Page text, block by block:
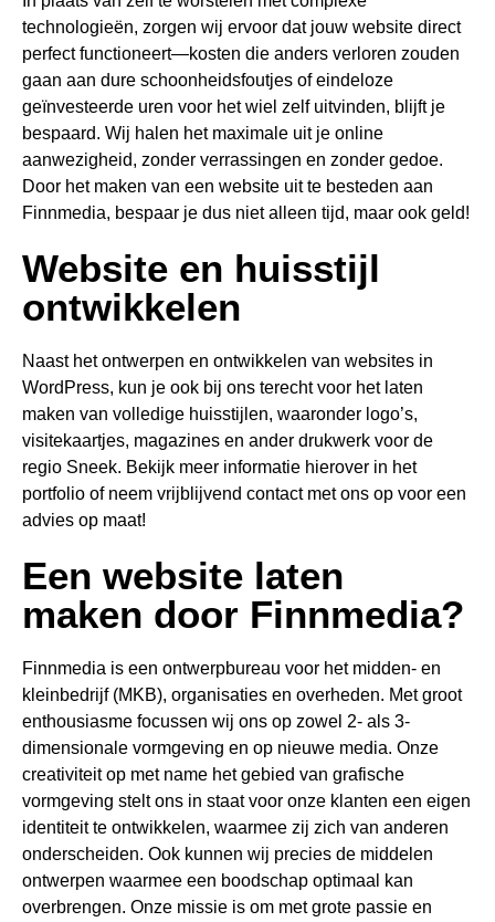
technologieën, zorgen wij ervoor dat jouw website direct
perfect functioneert—kosten die anders verloren zouden
gaan aan dure schoonheidsfoutjes of eindeloze
geïnvesteerde uren voor het wiel zelf uitvinden, blijft je
bespaard. Wij halen het maximale uit je online
aanwezigheid, zonder verrassingen en zonder gedoe.
Door het maken van een website uit te besteden aan
Finnmedia, bespaar je dus niet alleen tijd, maar ook geld!
Website en huisstijl
ontwikkelen
Naast het ontwerpen en ontwikkelen van websites in
WordPress, kun je ook bij ons terecht voor het laten
maken van volledige huisstijlen, waaronder logo’s,
visitekaartjes, magazines en ander drukwerk voor de
regio Sneek. Bekijk meer informatie hierover in het
portfolio of neem vrijblijvend contact met ons op voor een
advies op maat!
Een website laten
maken door Finnmedia?
Finnmedia is een ontwerpbureau voor het midden- en
kleinbedrijf (MKB), organisaties en overheden. Met groot
enthousiasme focussen wij ons op zowel 2- als 3-
dimensionale vormgeving en op nieuwe media. Onze
creativiteit op met name het gebied van grafische
vormgeving stelt ons in staat voor onze klanten een eigen
identiteit te ontwikkelen, waarmee zij zich van anderen
onderscheiden. Ook kunnen wij precies de middelen
ontwerpen waarmee een boodschap optimaal kan
overbrengen. Onze missie is om met grote passie en